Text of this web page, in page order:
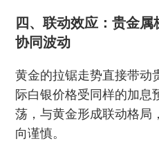
四、联动效应：贵金
协同波动
黄金的拉锯走势直接带动
际白银价格受同样的加息
荡，与黄金形成联动格局
向谨慎。